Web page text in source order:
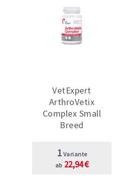
VetExpert
ArthroVetix
Complex Small
Breed
1 Variante
ab 22,94 €